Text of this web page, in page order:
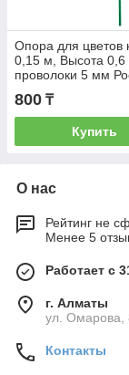
Опора для цветов
0,15 м, Высотa 0,6
проволоки 5 мм
64463
800 ₸
Купить
О нас
Рейтинг не
Менее 5
Работает с
г. Алматы
ул. Омарова,
Контакты